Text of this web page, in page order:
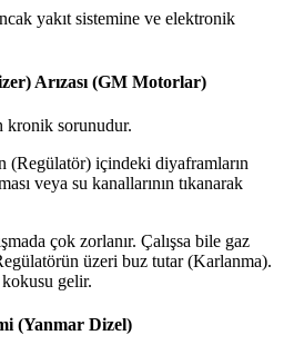
yakıt sistemine ve elektronik
Arızası (GM Motorlar)
kronik sorunudur.
(Regülatör) içindeki diyaframların
veya su kanallarının tıkanarak
çok zorlanır. Çalışsa bile gaz
üzeri buz tutar (Karlanma).
gelir.
(Yanmar Dizel)